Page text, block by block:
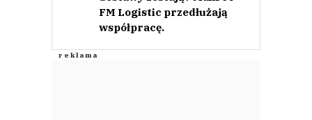
FM Logistic przedłużają
współpracę.